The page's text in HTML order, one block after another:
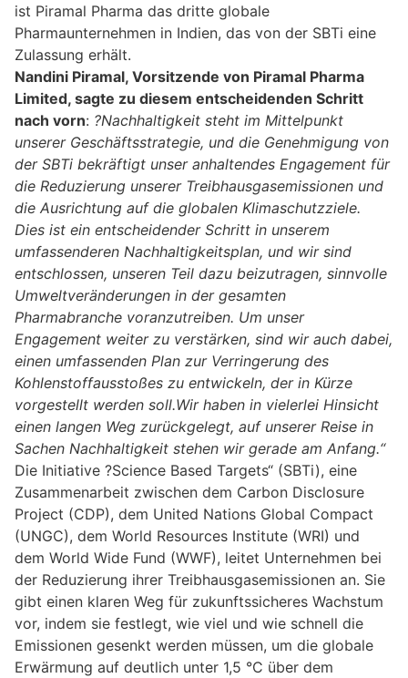
ist Piramal Pharma das dritte globale
Pharmaunternehmen in Indien, das von der SBTi eine
Zulassung erhält.
Nandini Piramal, Vorsitzende von Piramal Pharma
Limited, sagte zu diesem entscheidenden Schritt
nach vorn: ?Nachhaltigkeit steht im Mittelpunkt
unserer Geschäftsstrategie, und die Genehmigung von
der SBTi bekräftigt unser anhaltendes Engagement für
die Reduzierung unserer Treibhausgasemissionen und
die Ausrichtung auf die globalen Klimaschutzziele.
Dies ist ein entscheidender Schritt in unserem
umfassenderen Nachhaltigkeitsplan, und wir sind
entschlossen, unseren Teil dazu beizutragen, sinnvolle
Umweltveränderungen in der gesamten
Pharmabranche voranzutreiben. Um unser
Engagement weiter zu verstärken, sind wir auch dabei,
einen umfassenden Plan zur Verringerung des
Kohlenstoffausstoßes zu entwickeln, der in Kürze
vorgestellt werden soll.Wir haben in vielerlei Hinsicht
einen langen Weg zurückgelegt, auf unserer Reise in
Sachen Nachhaltigkeit stehen wir gerade am Anfang.“
Die Initiative ?Science Based Targets“ (SBTi), eine
Zusammenarbeit zwischen dem Carbon Disclosure
Project (CDP), dem United Nations Global Compact
(UNGC), dem World Resources Institute (WRI) und
dem World Wide Fund (WWF), leitet Unternehmen bei
der Reduzierung ihrer Treibhausgasemissionen an. Sie
gibt einen klaren Weg für zukunftssicheres Wachstum
vor, indem sie festlegt, wie viel und wie schnell die
Emissionen gesenkt werden müssen, um die globale
Erwärmung auf deutlich unter 1,5 °C über dem